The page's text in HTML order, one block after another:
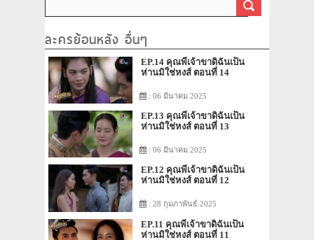
ละครย้อนหลัง อื่นๆ
EP.14 คุณพี่เจ้าขาดิฉันเป็น
ห่านมิใช่หงส์ ตอนที่ 14
: 06 มีนาคม 2025
EP.13 คุณพี่เจ้าขาดิฉันเป็น
ห่านมิใช่หงส์ ตอนที่ 13
: 06 มีนาคม 2025
EP.12 คุณพี่เจ้าขาดิฉันเป็น
ห่านมิใช่หงส์ ตอนที่ 12
: 28 กุมภาพันธ์ 2025
EP.11 คุณพี่เจ้าขาดิฉันเป็น
ห่านมิใช่หงส์ ตอนที่ 11